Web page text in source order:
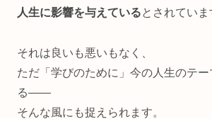
人生に影響を与えているとされていま
それは良いも悪いもなく、
ただ「学びのために」今の人生のテ
る——
そんな風にも捉えられます。